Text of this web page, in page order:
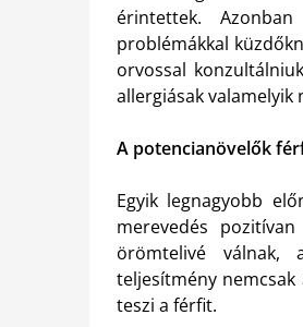
érintettek.
problémákkal
orvossal
allergiásak valamelyik
A potencianövelők
Egyik legnagyobb
merevedés
örömtelivé válnak,
teljesítmény
teszi a férfit.